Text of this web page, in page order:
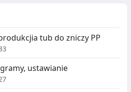
tub do zniczy PP
ustawianie